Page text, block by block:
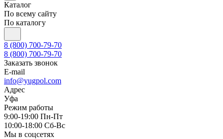
Каталог
По всему сайту
По каталогу
8 (800) 700-79-70
8 (800) 700-79-70
Заказать звонок
E-mail
info@yugpol.com
Адрес
Уфа
Режим работы
9:00-19:00 Пн-Пт
10:00-18:00 Cб-Вс
Мы в соцсетях